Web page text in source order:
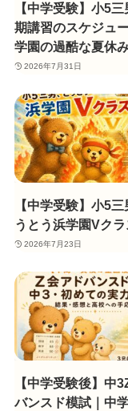
【中学受験】小5
期講習のスケジュ
学園の過酷な夏休
2026年7月31日
【中学受験】小5三
うとう浜学園Vク
2026年7月23日
【中学受験後】中
バンスド模試｜中